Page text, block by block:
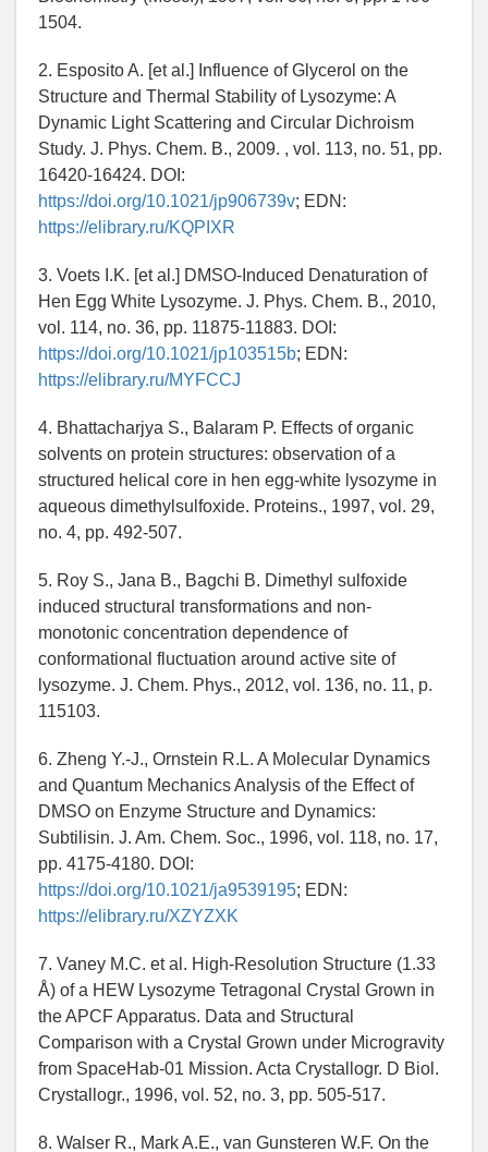
1504.
2. Esposito A. [et al.] Influence of Glycerol on the
Structure and Thermal Stability of Lysozyme: A
Dynamic Light Scattering and Circular Dichroism
Study. J. Phys. Chem. B., 2009. , vol. 113, no. 51, pp.
16420-16424. DOI:
https://doi.org/10.1021/jp906739v; EDN:
https://elibrary.ru/KQPIXR
3. Voets I.K. [et al.] DMSO-Induced Denaturation of
Hen Egg White Lysozyme. J. Phys. Chem. B., 2010,
vol. 114, no. 36, pp. 11875-11883. DOI:
https://doi.org/10.1021/jp103515b; EDN:
https://elibrary.ru/MYFCCJ
4. Bhattacharjya S., Balaram P. Effects of organic
solvents on protein structures: observation of a
structured helical core in hen egg-white lysozyme in
aqueous dimethylsulfoxide. Proteins., 1997, vol. 29,
no. 4, pp. 492-507.
5. Roy S., Jana B., Bagchi B. Dimethyl sulfoxide
induced structural transformations and non-
monotonic concentration dependence of
conformational fluctuation around active site of
lysozyme. J. Chem. Phys., 2012, vol. 136, no. 11, p.
115103.
6. Zheng Y.-J., Ornstein R.L. A Molecular Dynamics
and Quantum Mechanics Analysis of the Effect of
DMSO on Enzyme Structure and Dynamics:
Subtilisin. J. Am. Chem. Soc., 1996, vol. 118, no. 17,
pp. 4175-4180. DOI:
https://doi.org/10.1021/ja9539195; EDN:
https://elibrary.ru/XZYZXK
7. Vaney M.C. et al. High-Resolution Structure (1.33
Å) of a HEW Lysozyme Tetragonal Crystal Grown in
the APCF Apparatus. Data and Structural
Comparison with a Crystal Grown under Microgravity
from SpaceHab-01 Mission. Acta Crystallogr. D Biol.
Crystallogr., 1996, vol. 52, no. 3, pp. 505-517.
8. Walser R., Mark A.E., van Gunsteren W.F. On the